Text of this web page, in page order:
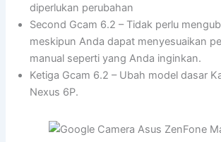
diperlukan perubahan
Second Gcam 6.2 – Tidak perlu
meskipun Anda dapat menyesuaikan
manual seperti yang Anda inginkan.
Ketiga Gcam 6.2 – Ubah model dasar
Nexus 6P.